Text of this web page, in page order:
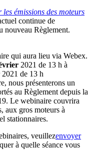
les émissions des moteurs
continue de
nouveau Règlement.
qui aura lieu via Webex.
2021 de 13 h à
2021 de 13 h
nous présenterons un
au Règlement depuis la
Le webinaire couvrira
aux gros moteurs à
stationnaires.
veuillezenvoyer
à quelle séance vous